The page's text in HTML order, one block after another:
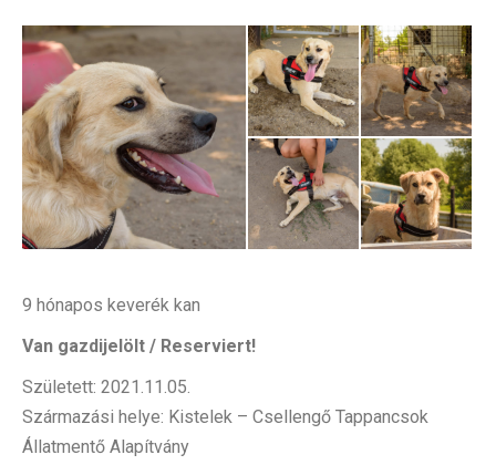
9 hónapos keverék kan
Van gazdijelölt / Reserviert!
Született: 2021.11.05.
Származási helye: Kistelek – Csellengő Tappancsok
Állatmentő Alapítvány